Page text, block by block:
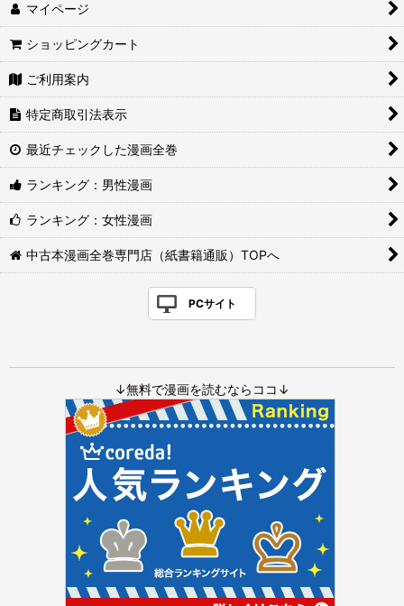
マイページ
ショッピングカート
ご利用案内
特定商取引法表示
最近チェックした漫画全巻
ランキング：男性漫画
ランキング：女性漫画
中古本漫画全巻専門店（紙書籍通販）TOPへ
PCサイト
↓無料で漫画を読むならココ↓